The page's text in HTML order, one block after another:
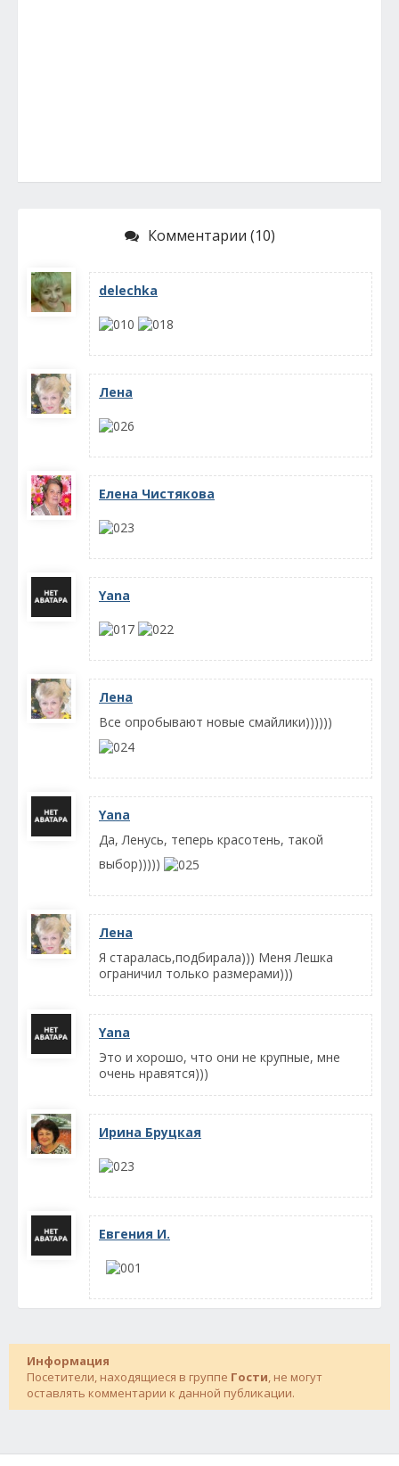
Комментарии (10)
delechka
Лена
Елена Чистякова
Yana
Лена
Все опробывают новые смайлики))))))
Yana
Да, Ленусь, теперь красотень, такой
выбор)))))
Лена
Я старалась,подбирала))) Меня Лешка
ограничил только размерами)))
Yana
Это и хорошо, что они не крупные, мне
очень нравятся)))
Ирина Бруцкая
Евгения И.
Информация
Посетители, находящиеся в группе Гости, не могут
оставлять комментарии к данной публикации.